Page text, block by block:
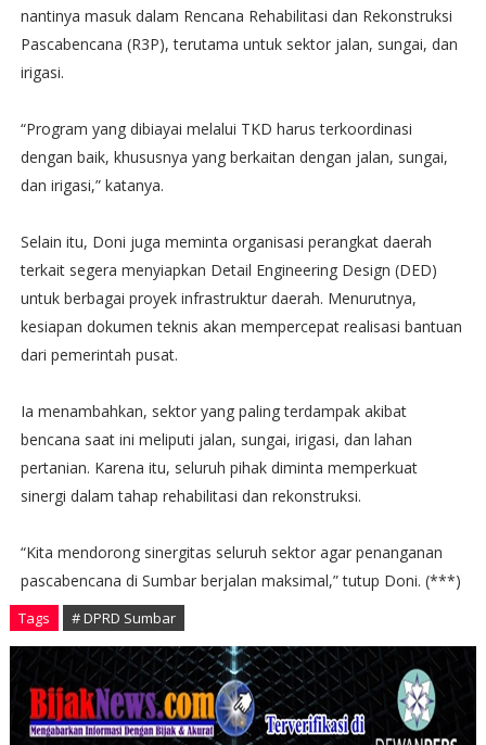
nantinya masuk dalam Rencana Rehabilitasi dan Rekonstruksi
Pascabencana (R3P), terutama untuk sektor jalan, sungai, dan
irigasi.
“Program yang dibiayai melalui TKD harus terkoordinasi
dengan baik, khususnya yang berkaitan dengan jalan, sungai,
dan irigasi,” katanya.
Selain itu, Doni juga meminta organisasi perangkat daerah
terkait segera menyiapkan Detail Engineering Design (DED)
untuk berbagai proyek infrastruktur daerah. Menurutnya,
kesiapan dokumen teknis akan mempercepat realisasi bantuan
dari pemerintah pusat.
Ia menambahkan, sektor yang paling terdampak akibat
bencana saat ini meliputi jalan, sungai, irigasi, dan lahan
pertanian. Karena itu, seluruh pihak diminta memperkuat
sinergi dalam tahap rehabilitasi dan rekonstruksi.
“Kita mendorong sinergitas seluruh sektor agar penanganan
pascabencana di Sumbar berjalan maksimal,” tutup Doni. (***)
Tags # DPRD Sumbar